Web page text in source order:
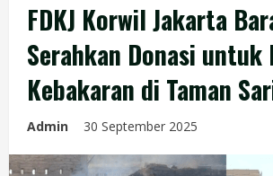
FDKJ Korwil Jakarta
Serahkan Donasi untuk
Kebakaran di Taman
Admin 30 September 2025